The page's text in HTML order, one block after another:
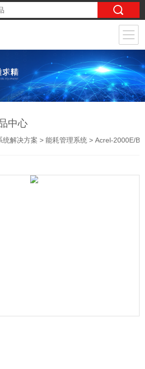
中心
统解决方案 >能耗管理系统 > Acrel-2000E/B配电房电力综合监控